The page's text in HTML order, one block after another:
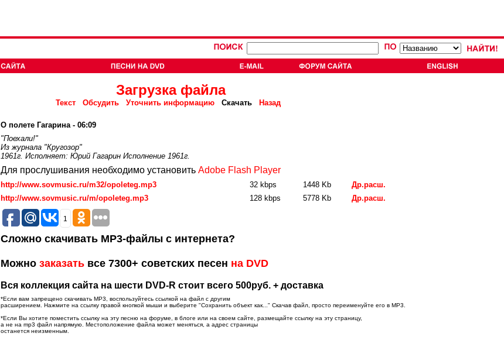
Загрузка файла
Текст Обсудить Уточнить информацию Скачать Назад
О полете Гагарина - 06:09
"Поехали!"
Из журнала "Кругозор"
1961г. Исполняет: Юрий Гагарин Исполнение 1961г.
Для прослушивания необходимо установить Adobe Flash Player
http://www.sovmusic.ru/m32/opoleteg.mp3 32 kbps 1448 Kb
Др.расш.
http://www.sovmusic.ru/m/opoleteg.mp3 128 kbps 5778 Kb
Др.расш.
1
Сложно скачивать MP3-файлы с интернета?
Можно заказатьвсе 7300+ советских песен на DVD
Вся коллекция сайта на шести DVD-R стоит всего 500руб. + доставка
*Если вам запрещено скачивать MP3, воспользуйтесь ссылкой на файл с другим
расширением. Нажмите на ссылку правой кнопкой мыши и выберите "Сохранить объект как..." Скачав файл, просто переименуйте его в MP3.
*Если Вы хотите поместить ссылку на эту песню на форуме, в блоге или на своем сайте, размещайте ссылку на эту страницу,
а не на mp3 файл напрямую. Местоположение файла может меняться, а адрес страницы
останется неизменным.